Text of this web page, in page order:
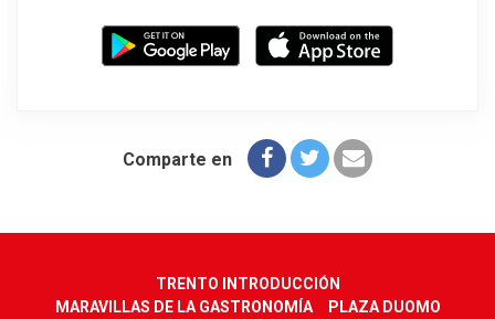
Comparte en
TRENTO INTRODUCCIÓN
MARAVILLAS DE LA GASTRONOMÍA
PLAZA DUOMO